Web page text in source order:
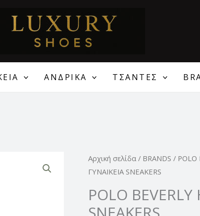
ΑΝΔΡΙΚΑ ΤΣΑΝΤΕΣ
Αρχική σελίδα/ BRANDS / POLO
ΓΥΝΑΙΚΕΙΑ SNEAKERS
POLO
Original
price
89,00 €.
Η
POLO
BEVERLY
ΓΥΝΑΙΚΕΙΑ
SNEAKERS